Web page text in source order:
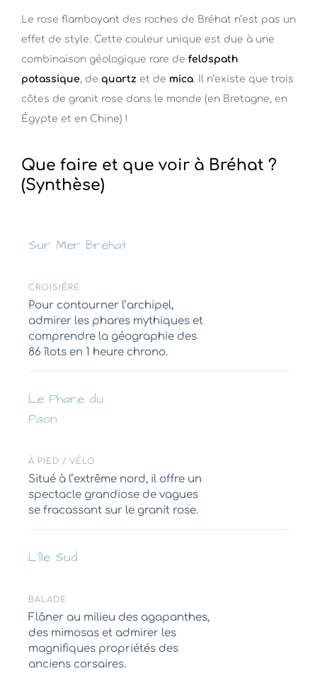
Le rose flamboyant des roches de Bréhat n’est pas un
effet de style. Cette couleur unique est due à une
combinaison géologique rare de feldspath
potassique, de quartz et de mica. Il n’existe que trois
côtes de granit rose dans le monde (en Bretagne, en
Égypte et en Chine) !
Que faire et que voir à Bréhat ?
(Synthèse)
Sur Mer Bréhat
CROISIÈRE
Pour contourner l’archipel,
admirer les phares mythiques et
comprendre la géographie des
86 îlots en 1 heure chrono.
Le Phare du
Paon
À PIED / VÉLO
Situé à l’extrême nord, il offre un
spectacle grandiose de vagues
se fracassant sur le granit rose.
L’Île Sud
BALADE
Flâner au milieu des agapanthes,
des mimosas et admirer les
magnifiques propriétés des
anciens corsaires.